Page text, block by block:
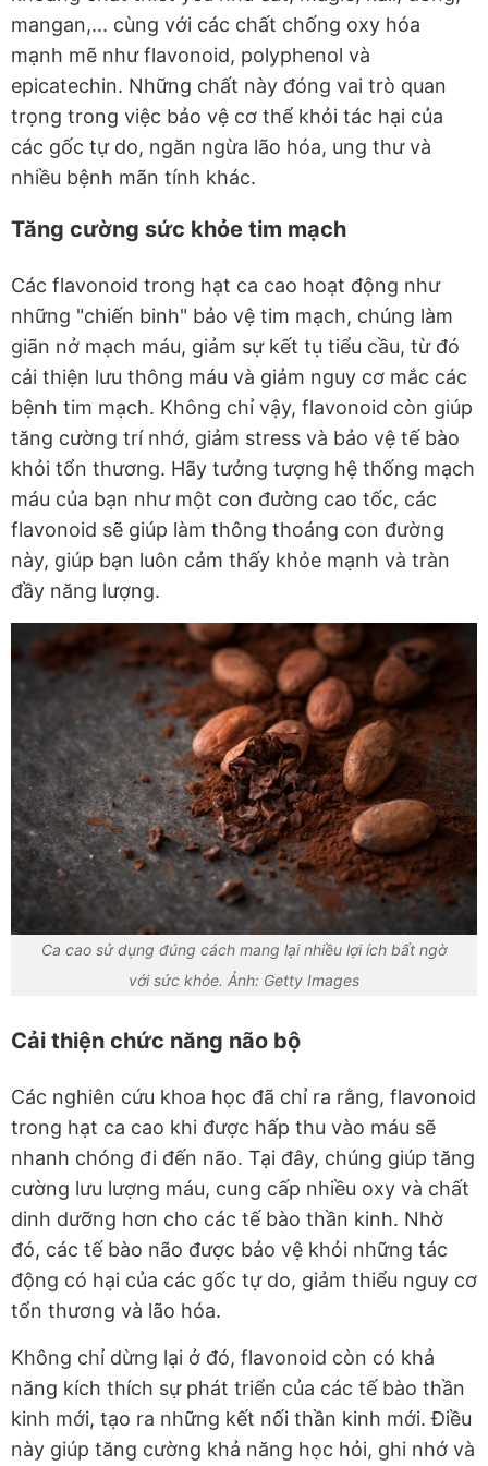
mangan,... cùng với các chất chống oxy hóa
mạnh mẽ như flavonoid, polyphenol và
epicatechin. Những chất này đóng vai trò quan
trọng trong việc bảo vệ cơ thể khỏi tác hại của
các gốc tự do, ngăn ngừa lão hóa, ung thư và
nhiều bệnh mãn tính khác.
Tăng cường sức khỏe tim mạch
Các flavonoid trong hạt ca cao hoạt động như
những "chiến binh" bảo vệ tim mạch, chúng làm
giãn nở mạch máu, giảm sự kết tụ tiểu cầu, từ đó
cải thiện lưu thông máu và giảm nguy cơ mắc các
bệnh tim mạch. Không chỉ vậy, flavonoid còn giúp
tăng cường trí nhớ, giảm stress và bảo vệ tế bào
khỏi tổn thương. Hãy tưởng tượng hệ thống mạch
máu của bạn như một con đường cao tốc, các
flavonoid sẽ giúp làm thông thoáng con đường
này, giúp bạn luôn cảm thấy khỏe mạnh và tràn
đầy năng lượng.
Ca cao sử dụng đúng cách mang lại nhiều lợi ích bất ngờ
với sức khỏe. Ảnh: Getty Images
Cải thiện chức năng não bộ
Các nghiên cứu khoa học đã chỉ ra rằng, flavonoid
trong hạt ca cao khi được hấp thu vào máu sẽ
nhanh chóng đi đến não. Tại đây, chúng giúp tăng
cường lưu lượng máu, cung cấp nhiều oxy và chất
dinh dưỡng hơn cho các tế bào thần kinh. Nhờ
đó, các tế bào não được bảo vệ khỏi những tác
động có hại của các gốc tự do, giảm thiểu nguy cơ
tổn thương và lão hóa.
Không chỉ dừng lại ở đó, flavonoid còn có khả
năng kích thích sự phát triển của các tế bào thần
kinh mới, tạo ra những kết nối thần kinh mới. Điều
này giúp tăng cường khả năng học hỏi, ghi nhớ và